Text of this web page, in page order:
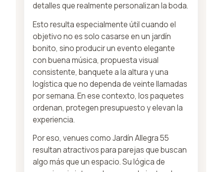
detalles que realmente personalizan la boda.
Esto resulta especialmente útil cuando el
objetivo no es solo casarse en un jardín
bonito, sino producir un evento elegante
con buena música, propuesta visual
consistente, banquete a la altura y una
logística que no dependa de veinte llamadas
por semana. En ese contexto, los paquetes
ordenan, protegen presupuesto y elevan la
experiencia.
Por eso, venues como Jardín Allegra 55
resultan atractivos para parejas que buscan
algo más que un espacio. Su lógica de